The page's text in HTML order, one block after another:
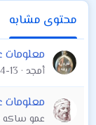
محتوى مشابه
أمجد 13
معلومات
عمو ساكه